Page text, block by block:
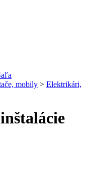
mobily > Elektrikári,